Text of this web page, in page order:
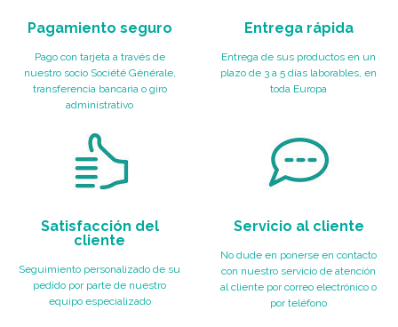
Pagamiento seguro
Pago con tarjeta a través de
nuestro socio Société Générale,
transferencia bancaria o giro
administrativo
Entrega rápida
Entrega de sus productos en un
plazo de 3 a 5 días laborables, en
toda Europa
Satisfacción del
cliente
Seguimiento personalizado de su
pedido por parte de nuestro
equipo especializado
Servicio al cliente
No dude en ponerse en contacto
con nuestro servicio de atención
al cliente por correo electrónico o
por teléfono